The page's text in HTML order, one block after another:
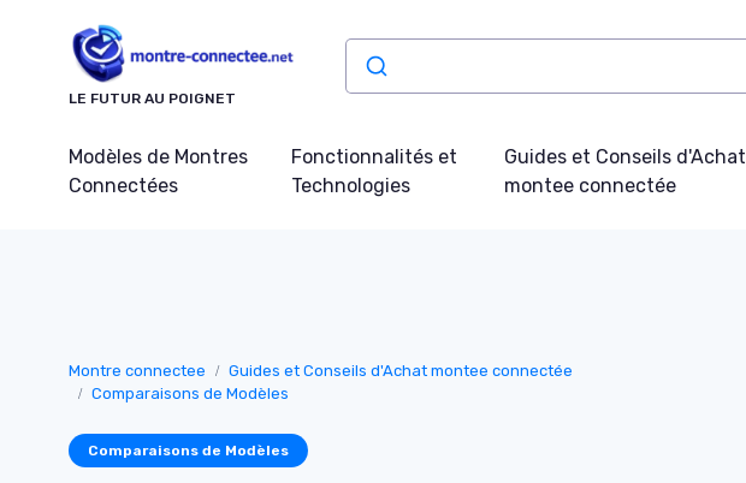
LE FUTUR AU POIGNET
Modèles de Montres
Connectées
Fonctionnalités et
Technologies
Guides et Conseils d'Achat
montee connectée
Montre connectee
Guides et Conseils d'Achat montee connectée
Comparaisons de Modèles
Comparaisons de Modèles